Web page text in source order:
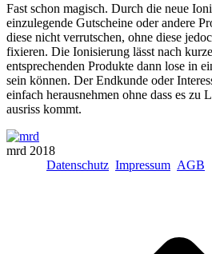
Fast schon magisch. Durch die neue
einzulegende Gutscheine oder andere
diese nicht verrutschen, ohne diese
fixieren. Die Ionisierung lässt nach
entsprechenden Produkte dann lose in
sein können. Der Endkunde oder
einfach herausnehmen ohne dass es zu
ausriss kommt.
mrd 2018
Datenschutz Impressum AGB